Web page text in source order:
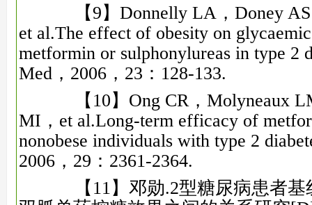
【9】Donnelly LA，Doney AS
et al.The effect of obesity on
metformin or sulphonylureas in type 2
Med，2006，23：128‐133.
【10】Ong CR，Molyneaux
MI，et al.Long‐term efficacy of
nonobese individuals with type 2
2006，29：2361‐2364.
【11】邓勋.2型糖尿病患者基